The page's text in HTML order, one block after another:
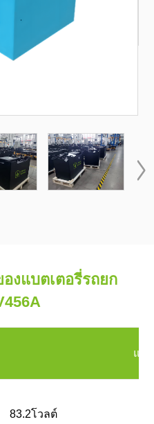

งแบตเตอรี่รถยก
แพ็
83.2โวลต์